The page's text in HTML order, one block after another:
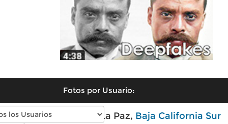
Fotos por Usuario:
Fotos modernas de La Paz, Baja California Sur